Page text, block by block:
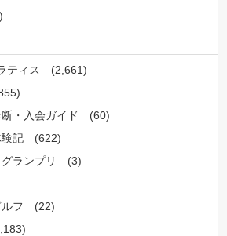
ティス
(2,661)
・入会ガイド
(60)
記
(622)
ランプリ
(3)
フ
(22)